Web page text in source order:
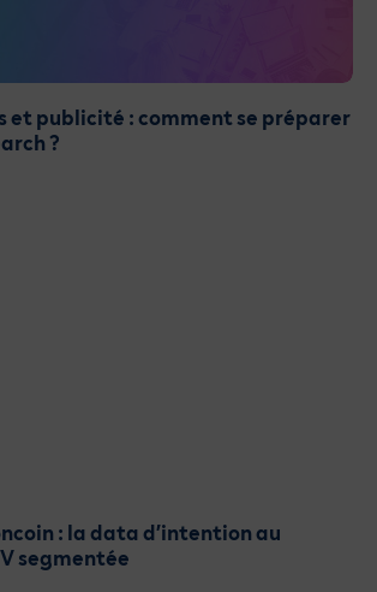
et publicité : comment se préparer
?
: la data d’intention au
segmentée